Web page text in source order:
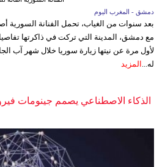
دمشق - المغرب اليوم
بعد سنوات من الغياب، تحمل الفنانة السورية
مع دمشق، المدينة التي تركت في ذاكرتها
لأول مرة عن نيتها زيارة سوريا خلال شهر آب
له... المزيد
الذكاء الاصطناعي يصمم جينومات